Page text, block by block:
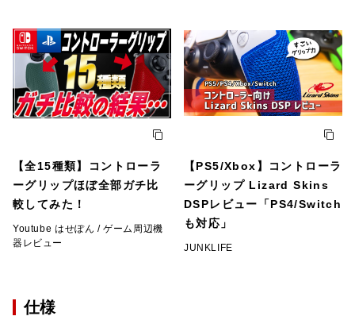
【全15種類】コントローラ
ーグリップほぼ全部ガチ比
較してみた！
Youtube はせぽん / ゲーム周辺機
器レビュー
【PS5/Xbox】コントローラ
ーグリップ Lizard Skins
DSPレビュー「PS4/Switch
も対応」
JUNKLIFE
仕様